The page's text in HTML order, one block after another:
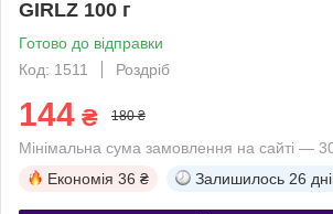
GIRLZ 100 г
Готово до відправки
Код: 1511
Роздріб
144 ₴ 180 ₴
Мінімальна сума замовлення на сайті —
Економія 36 ₴ Залишилось 26